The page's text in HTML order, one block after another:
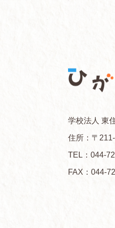
学校法人 東
住所：〒
TEL：044-
FAX：044-